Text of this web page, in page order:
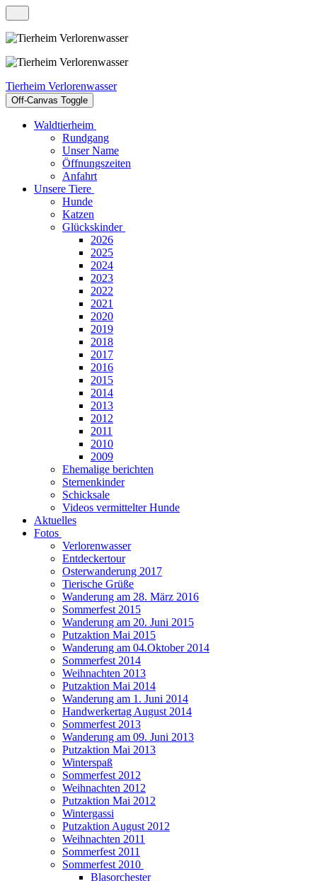
Tierheim Verlorenwasser
Off-Canvas Toggle
Waldtierheim
Rundgang
Unser Name
Öffnungszeiten
Anfahrt
Unsere Tiere
Hunde
Katzen
Glückskinder
2026
2025
2024
2023
2022
2021
2020
2019
2018
2017
2016
2015
2014
2013
2012
2011
2010
2009
Ehemalige berichten
Sternenkinder
Schicksale
Videos vermittelter Hunde
Aktuelles
Fotos
Verlorenwasser
Entdeckertour
Osterwanderung 2017
Tierische Grüße
Wanderung am 28. März 2016
Sommerfest 2015
Wanderung am 20. Juni 2015
Putzaktion Mai 2015
Wanderung am 04.Oktober 2014
Sommerfest 2014
Weihnachten 2013
Putzaktion Mai 2014
Wanderung am 1. Juni 2014
Handwerkertag August 2014
Sommerfest 2013
Wanderung am 09. Juni 2013
Putzaktion Mai 2013
Winterspaß
Sommerfest 2012
Weihnachten 2012
Putzaktion Mai 2012
Wintergassi
Putzaktion August 2012
Weihnachten 2011
Sommerfest 2011
Sommerfest 2010
Blasorchester